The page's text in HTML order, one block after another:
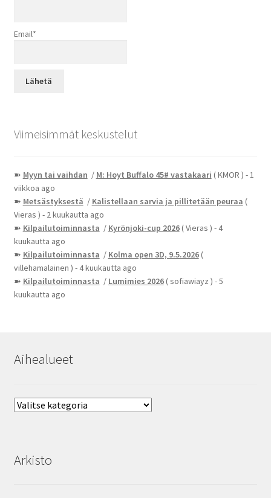
Email*
Viimeisimmät keskustelut
➽ Myyn tai vaihdan / M: Hoyt Buffalo 45# vastakaari ( KMOR ) - 1
viikkoa ago
➽ Metsästyksestä / Kalistellaan sarvia ja pillitetään peuraa (
Vieras ) - 2 kuukautta ago
➽ Kilpailutoiminnasta / Kyrönjoki-cup 2026( Vieras ) - 4
kuukautta ago
➽ Kilpailutoiminnasta / Kolma open 3D, 9.5.2026(
villehamalainen ) - 4 kuukautta ago
➽ Kilpailutoiminnasta / Lumimies 2026( sofiawiayz ) - 5
kuukautta ago
Aihealueet
Aihealueet
Arkisto